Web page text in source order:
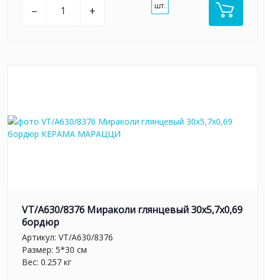
– + шт.
VT/A630/8376 Мираколи глянцевый 30x5,7x0,69
бордюр
Артикул: VT/A630/8376
Размер: 5*30 см
Вес: 0.257 кг